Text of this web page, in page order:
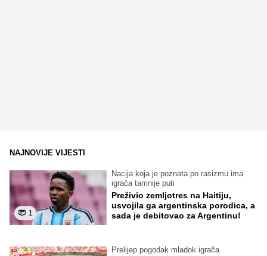
NAJNOVIJE VIJESTI
1
Nacija koja je poznata po rasizmu ima
igrača tamnije puti
Preživio zemljotres na Haitiju,
usvojila ga argentinska porodica, a
sada je debitovao za Argentinu!
Prelijep pogodak mladok igrača